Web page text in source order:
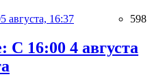
августа, 16:37 598
С 16:00 4 августа